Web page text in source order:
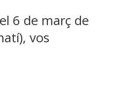
6 de març de
vos